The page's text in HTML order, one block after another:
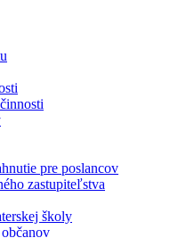
pre poslancov
zastupiteľstva
školy